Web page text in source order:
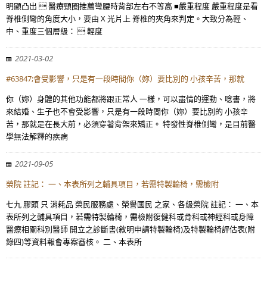
明顯凸出  醫療頸圈推薦彎腰時背部左右不等高 ■嚴重程度 嚴重程度是看
脊椎側彎的角度大小，要由 X 光片上 脊椎的夾角來判定。大致分為輕、
中、重度三個層級：  輕度
2021-03-02
#63847;會受影響，只是有一段時間你（妳）要比別的 小孩辛苦，那就
你（妳）身體的其他功能都將跟正常人 一樣，可以盡情的運動、唸書，將
來結婚、生子也不會受影響，只是有一段時間你（妳）要比別的 小孩辛
苦，那就是在長大前，必須穿著背架來矯正。 特發性脊椎側彎，是目前醫
學無法解釋的疾病
2021-09-05
榮院 註記： 一、本表所列之輔具項目，若需特製輪椅，需檢附
七九 膠頭 只 消耗品 榮民服務處、榮譽國民 之家、各級榮院 註記： 一、本
表所列之輔具項目，若需特製輪椅，需檢附復健科或骨科或神經科或身障
醫療相關科別醫師 開立之診斷書(敘明申請特製輪椅)及特製輪椅評估表(附
錄四)等資料報會專案審核。 二、本表所